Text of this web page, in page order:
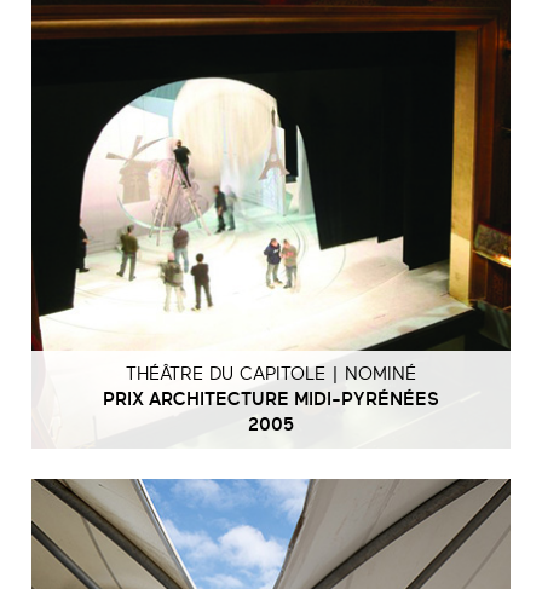
THÉÂTRE DU CAPITOLE | NOMINÉ
PRIX ARCHITECTURE MIDI-PYRÉNÉES
2005